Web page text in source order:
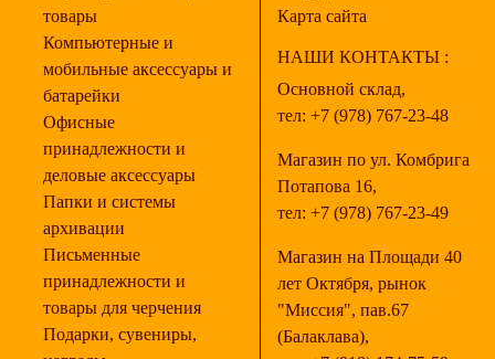
товары
Компьютерные и
мобильные аксессуары и
батарейки
Офисные
принадлежности и
деловые аксессуары
Папки и системы
архивации
Письменные
принадлежности и
товары для черчения
Подарки, сувениры,
Карта сайта
НАШИ КОНТАКТЫ :
Основной склад,
тел: +7 (978) 767-23-48
Магазин по ул. Комбрига
Потапова 16,
тел: +7 (978) 767-23-49
Магазин на Площади 40
лет Октября, рынок
"Миссия", пав.67
(Балаклава),